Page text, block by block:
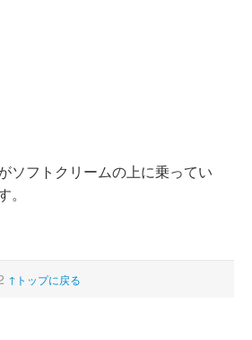
ソフトクリームの上に乗ってい
↑トップに戻る